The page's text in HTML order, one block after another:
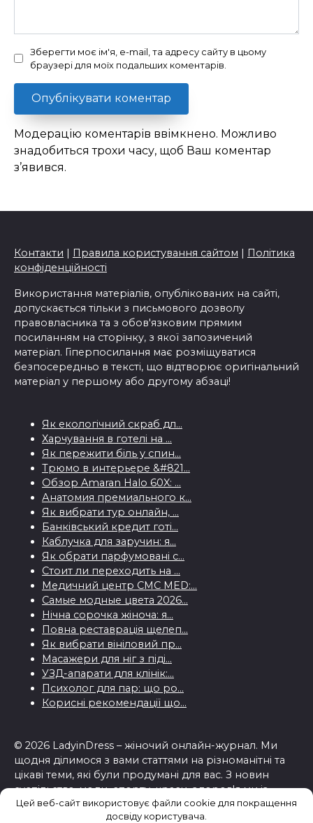
Зберегти моє ім'я, e-mail, та адресу сайту в цьому
браузері для моїх подальших коментарів.
Модерацію коментарів ввімкнено. Можливо
знадобиться трохи часу, щоб Ваш коментар
з’явився.
Контакти | Правила користування сайтом | Політика
конфіденційності
Використання матеріалів, опублікованих на сайті,
допускається тільки з письмового дозволу
правовласника та з обов'язковим прямим
посиланням на сторінку, з якої запозичений
матеріал. Гіперпосилання має розміщуватися
безпосередньо в тексті, що відтворює оригінальний
матеріал у першому або другому абзаці!
Як екологічний скраб дл...
Харчування в готелі на ...
Як пережити біль у спин...
Трюмо в интерьере &#821...
Обзор Amaran Halo 60X: ...
Анатомия премиального к...
Як вибрати тур онлайн, ...
Банківський кредит готі...
Каблучка для заручин: я...
Як обрати парфумовані с...
Стоит ли переходить на ...
Медичний центр CMC MED:...
Самые модные цвета 2026...
Нічна сорочка жіноча: я...
Повна реставрація щелеп...
Як вибрати вініловий пр...
Масажери для ніг з піді...
УЗД-апарати для клінік:...
Психолог для пар: що ро...
Корисні рекомендації що...
© 2026 LadyinDress – жіночий онлайн-журнал. Ми
щодня ділимося з вами статтями на різноманітні та
цікаві теми, які були продумані для вас. З новин
суспільства, моди, спорту, краси, здоров'я ми із
задоволенням працюємо над усіма темами, які
можуть вас зацікавити.
Цей веб-сайт використовує файли cookie для покращення
досвіду користувача.